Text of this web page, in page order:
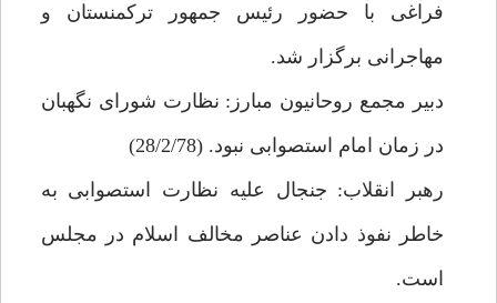
فراغى با حضور رئيس جمهور تركمنستان و
مهاجرانى برگزار شد.
دبير مجمع روحانيون مبارز: نظارت شوراى نگهبان
در زمان امام استصوابى نبود. (28/2/78)
رهبر انقلاب: جنجال عليه نظارت استصوابى به
خاطر نفوذ دادن عناصر مخالف اسلام در مجلس
است.